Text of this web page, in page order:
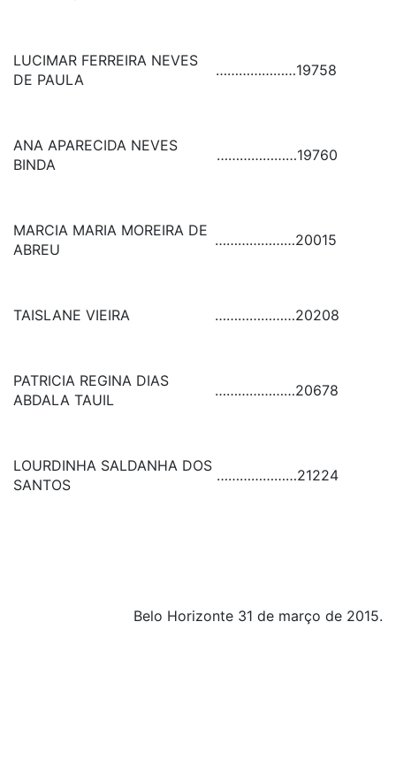
LUCIMAR FERREIRA NEVES
DE PAULA
…………………19758
ANA APARECIDA NEVES
BINDA
…………………19760
MARCIA MARIA MOREIRA DE
ABREU
…………………20015
TAISLANE VIEIRA …………………20208
PATRICIA REGINA DIAS
ABDALA TAUIL
…………………20678
LOURDINHA SALDANHA DOS
SANTOS
…………………21224
Belo Horizonte 31 de março de 2015.